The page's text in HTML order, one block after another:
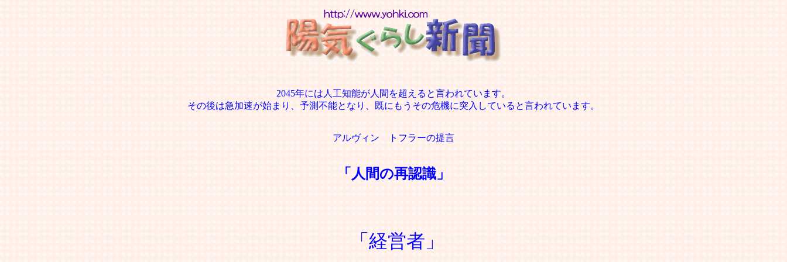
2045年には人工知能が人間を超えると言われています。
その後は急加速が始まり、予測不能となり、既にもうその危機に突入していると言われています。
アルヴィン トフラーの提言
「人間の再認識」
「経営者」